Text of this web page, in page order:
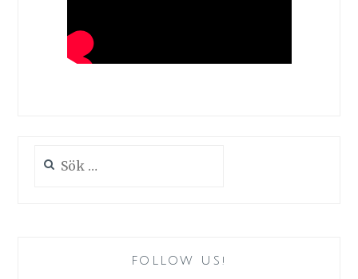
efter:
FOLLOW US!